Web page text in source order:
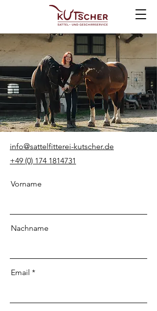
info@sattelfitterei-kutscher.de
+49 (0) 174 1814731
Vorname
Nachname
Email